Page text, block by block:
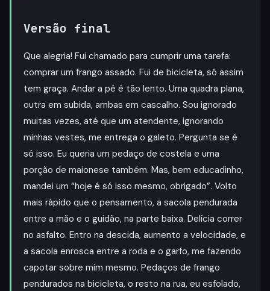
Versão final
Que alegria! Fui chamado para cumprir uma tarefa:
comprar um frango assado. Fui de bicicleta, só assim
tem graça. Andar a pé é tão lento. Uma quadra plana,
outra em subida, ambas em cascalho. Sou ignorado
muitas vezes, até que um atendente, ignorando
minhas vestes, me entrega o galeto. Pergunta se é
só isso. Eu queria um pedaço de costela e uma
porção de maionese também. Mas, bem educadinho,
mandei um “hoje é só isso mesmo, obrigado”. Volto
mais rápido que o pensamento, a sacola pendurada
entre a mão e o guidão, na parte baixa. Delícia correr
no asfalto. Entro na descida, aumento a velocidade, e
a sacola enrosca entre a roda e o garfo, me fazendo
capotar sobre mim mesmo. Pedaços de frango
pendurados na bicicleta, o resto na rua, eu esfolado,